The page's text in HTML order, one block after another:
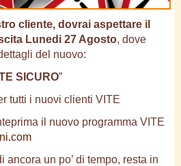
cliente, dovrai aspettare il
Lunedi 27 Agosto, dove
del nuovo:
SICURO”
tutti i nuovi clienti VITE
il nuovo programma VITE
ancora un po’ di tempo, resta in